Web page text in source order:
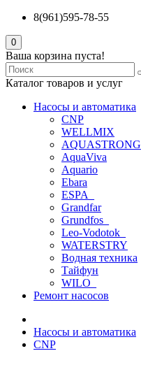
8(961)595-78-55
0
Ваша корзина пуста!
Каталог товаров и услуг
Насосы и автоматика
CNP
WELLMIX
AQUASTRONG
AquaViva
Aquario
Ebara
ESPA_
Grandfar
Grundfos_
Leo-Vodotok_
WATERSTRY
Водная техника
Тайфун
WILO_
Ремонт насосов
Насосы и автоматика
CNP